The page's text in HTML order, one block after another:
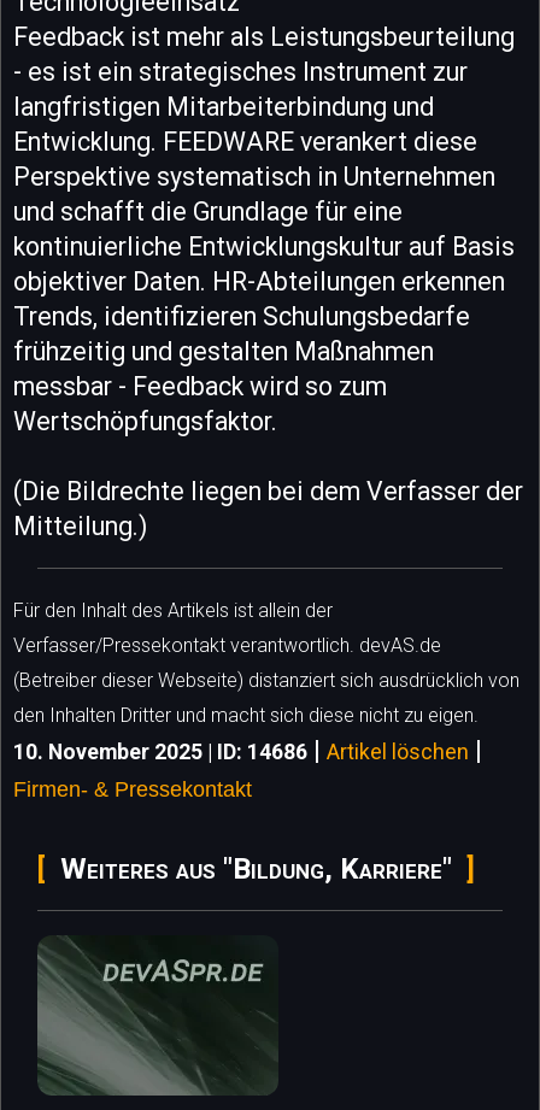
Feedback ist mehr als Leistungsbeurteilung
- es ist ein strategisches Instrument zur
langfristigen Mitarbeiterbindung und
Entwicklung. FEEDWARE verankert diese
Perspektive systematisch in Unternehmen
und schafft die Grundlage für eine
kontinuierliche Entwicklungskultur auf Basis
objektiver Daten. HR-Abteilungen erkennen
Trends, identifizieren Schulungsbedarfe
frühzeitig und gestalten Maßnahmen
messbar - Feedback wird so zum
Wertschöpfungsfaktor.
(Die Bildrechte liegen bei dem Verfasser der
Mitteilung.)
Für den Inhalt des Artikels ist allein der
Verfasser/Pressekontakt verantwortlich. devAS.de
(Betreiber dieser Webseite) distanziert sich ausdrücklich von
den Inhalten Dritter und macht sich diese nicht zu eigen.
10. November 2025 | ID: 14686 | Artikel löschen |
Firmen- & Pressekontakt
Weiteres aus "Bildung, Karriere"